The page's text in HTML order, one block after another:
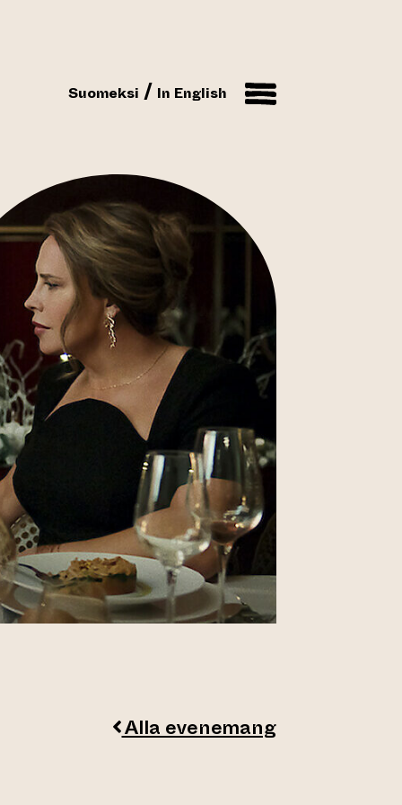
Suomeksi In English
Alla evenemang